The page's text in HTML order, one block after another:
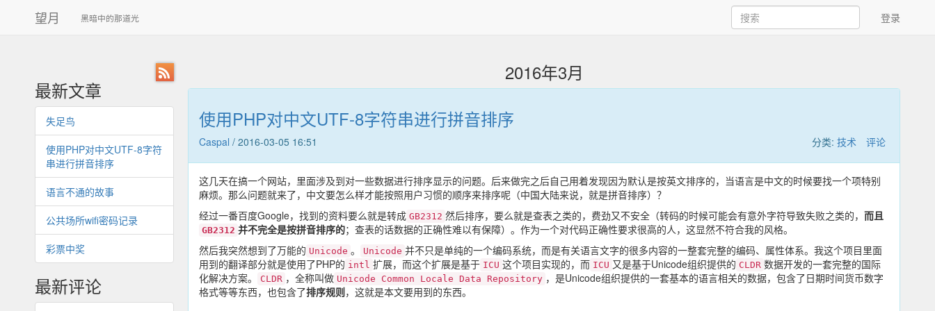
望月 黑暗中的那道光 登录
最新文章
失足鸟
使用PHP对中文UTF-8字符
串进行拼音排序
语言不通的故事
公共场所wifi密码记录
彩票中奖
最新评论
2016年3月
使用PHP对中文UTF-8字符串进行拼音排序
Caspal / 2016-03-05 16:51 分类: 技术 评论
这几天在搞一个网站，里面涉及到对一些数据进行排序显示的问题。后来做完之后自己用着发现因为默认是按英文排序的，当语言是中文的时候要找一个项特别
麻烦。那么问题就来了，中文要怎么样才能按照用户习惯的顺序来排序呢（中国大陆来说，就是拼音排序）？
经过一番百度Google，找到的资料要么就是转成 GB2312 然后排序，要么就是查表之类的，费劲又不安全（转码的时候可能会有意外字符导致失败之类的， 而且
GB2312 并不完全是按拼音排序的；查表的话数据的正确性难以有保障）。作为一个对代码正确性要求很高的人，这显然不符合我的风格。
然后我突然想到了万能的 Unicode 。 Unicode 并不只是单纯的一个编码系统，而是有关语言文字的很多内容的一整套完整的编码、属性体系。我这个项目里面
用到的翻译部分就是使用了PHP的 intl 扩展，而这个扩展是基于 ICU 这个项目实现的，而 ICU 又是基于Unicode组织提供的 CLDR 数据开发的一套完整的国际
化解决方案。
CLDR ，全称叫做 Unicode Common Locale Data Repository ，是Unicode组织提供的一套基本的语言相关的数据，包含了日期时间货币数字
格式等等东西，也包含了排序规则，这就是本文要用到的东西。